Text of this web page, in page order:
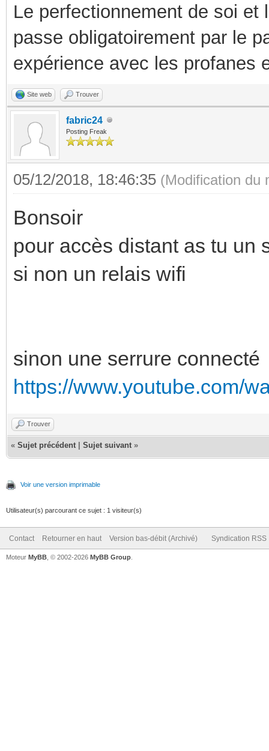
Le perfectionnement de soi
passe obligatoirement par le
expérience avec les profanes
Site web Trouver
fabric24
Posting Freak
05/12/2018, 18:46:35 (Modification du
Bonsoir
pour accès distant as tu un
si non un relais wifi
sinon une serrure connecté
https://www.youtube.com/
Trouver
« Sujet précédent Sujet suivant »
Voir une version imprimable
Utilisateur(s) parcourant ce sujet : 1 visiteur(s)
Contact Retourner en haut Version bas-débit (Archivé) Syndication RSS
Moteur MyBB , © 2002-2026 MyBB Group